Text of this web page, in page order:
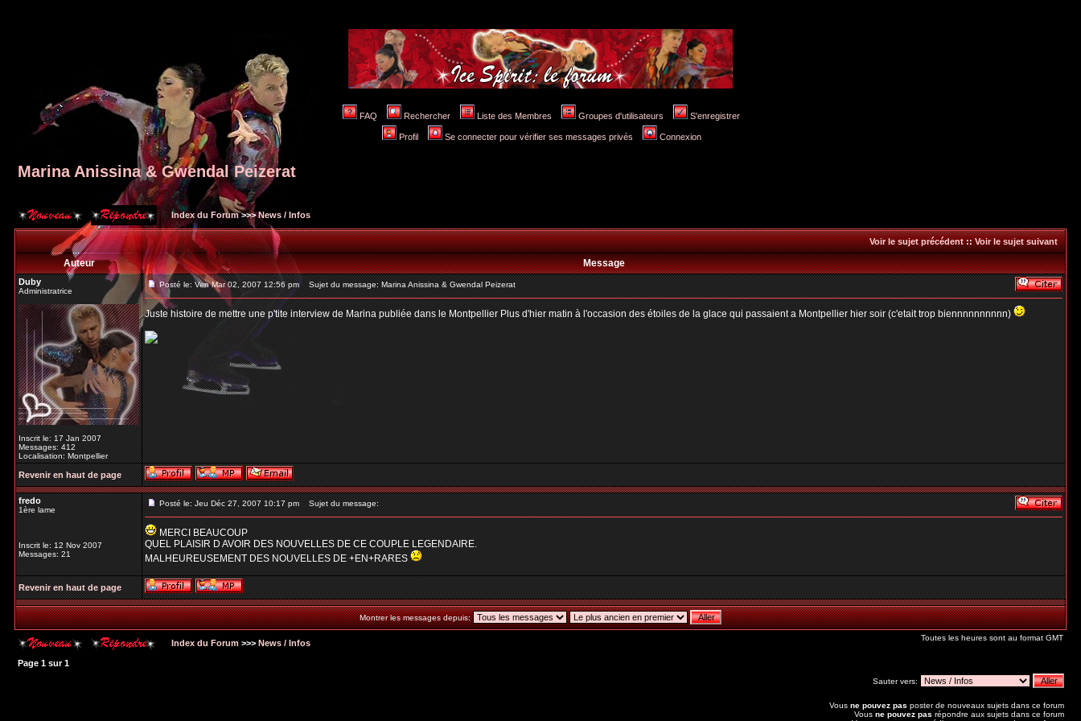
FAQ Rechercher Liste des Membres Groupes d'utilisateurs S'enregistrer
Profil Se connecter pour vérifier ses messages privés Connexion
Marina Anissina & Gwendal Peizerat
Index du Forum>>>News / Infos
Voir le sujet précédent::Voir le sujet suivant
Auteur Message
Duby
Administratrice
Inscrit le: 17 Jan 2007
Messages: 412
Localisation: Montpellier
Posté le: Ven Mar 02, 2007 12:56 pm Sujet du message: Marina Anissina & Gwendal Peizerat
Juste histoire de mettre une p'tite interview de Marina publiée dans le Montpellier Plus d'hier matin à l'occasion des étoiles de la glace qui passaient a Montpellier hier soir (c'etait trop biennnnnnnnnn)
Revenir en haut de page
fredo
1ère lame
Inscrit le: 12 Nov 2007
Messages: 21
Posté le: Jeu Déc 27, 2007 10:17 pm Sujet du message:
MERCI BEAUCOUP
QUEL PLAISIR D AVOIR DES NOUVELLES DE CE COUPLE LEGENDAIRE.
MALHEUREUSEMENT DES NOUVELLES DE +EN+RARES
Revenir en haut de page
Montrer les messages depuis:
Index du Forum >>> News / Infos
Toutes les heures sont au format GMT
Page 1 sur1
Sauter vers:
Vous ne pouvez pas poster de nouveaux sujets dans ce forum
Vous ne pouvez pas répondre aux sujets dans ce forum